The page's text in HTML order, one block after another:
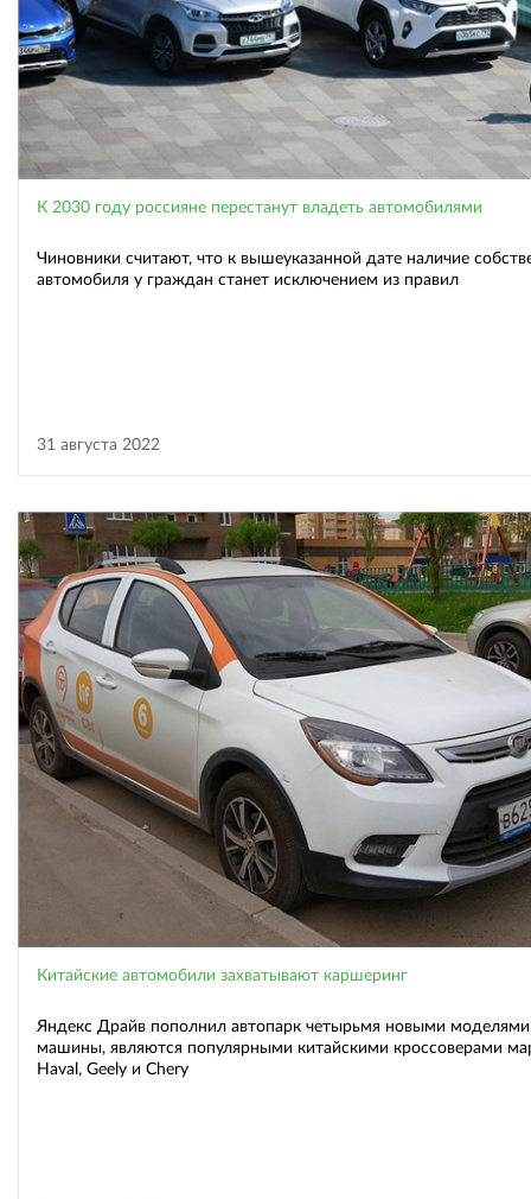
К 2030 году россияне перестанут владеть автомобилями
Чиновники считают, что к вышеуказанной дате наличие
автомобиля у граждан станет исключением из правил
31 августа 2022
Китайские автомобили захватывают каршеринг
Яндекс Драйв пополнил автопарк четырьмя новыми моделями
машины, являются популярными китайскими кроссоверами
Haval, Geely и Chery